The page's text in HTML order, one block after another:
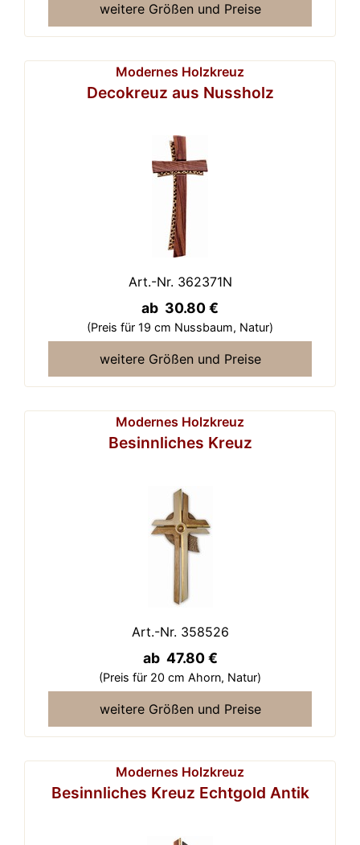
weitere Größen und Preise
Modernes Holzkreuz
Decokreuz aus Nussholz
Art.-Nr. 362371N
ab 30.80 €
(Preis für 19 cm Nussbaum, Natur)
weitere Größen und Preise
Modernes Holzkreuz
Besinnliches Kreuz
Art.-Nr. 358526
ab 47.80 €
(Preis für 20 cm Ahorn, Natur)
weitere Größen und Preise
Modernes Holzkreuz
Besinnliches Kreuz Echtgold Antik